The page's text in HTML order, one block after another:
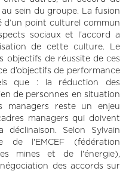
sein du groupe. La fusion
d’un point culturel commun
sociaux et l’accord a
de cette culture. Le
objectifs de réussite de ces
d’objectifs de performance
que : la réduction des
de personnes en situation
managers reste un enjeu
managers qui doivent
Selon Sylvain
de l'EMCEF (fédération
mines et de l'énergie),
des accords sur